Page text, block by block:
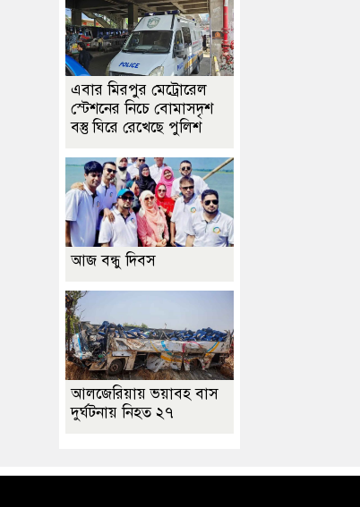
এবার মিরপুর মেট্রোরেল
স্টেশনের নিচে বোমাসদৃশ
বস্তু ঘিরে রেখেছে পুলিশ
আজ বন্ধু দিবস
আলজেরিয়ায় ভয়াবহ বাস
দুর্ঘটনায় নিহত ২৭